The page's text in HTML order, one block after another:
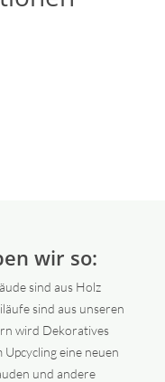
wir so:
sind aus Holz
sind aus unseren
wird Dekoratives
eine neuen
und andere